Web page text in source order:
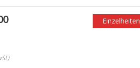
Einzelheiten